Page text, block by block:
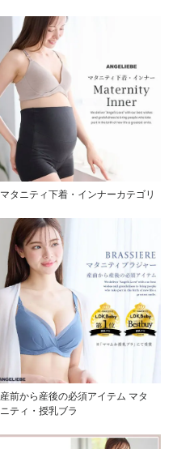
マタニティ下着・インナーカテゴリ
産前から産後の必須アイテム マタ
ニティ・授乳ブラ